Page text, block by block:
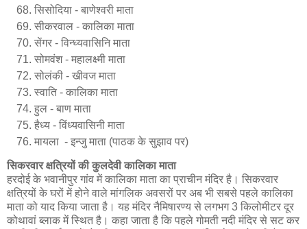
सिसोदिया - बाणेश्वरी माता
सीकरवाल - कालिका माता
सेंगर - विन्ध्यवासिनि माता
सोमवंश - महालक्ष्मी माता
सोलंकी - खीवज माता
स्वाति - कालिका माता
हुल - बाण माता
हैध्य - विंध्यवासिनी माता
मायला - इन्जुमाता (पाठक के सुझाव पर)
सिकरवार क्षत्रियों की कुलदेवी कालिका माता
हरदोई के भवानीपुर गांव में कालिका माता का प्राचीन मंदिर है। सिकरवार
क्षत्रियों के घरों में होने वाले मांगलिक अवसरों पर अब भी सबसे पहले कालिका
माता को याद किया जाता है। यह मंदिर नैमिषारण्य से लगभग 3 किलोमीटर दूर
कोथावां ब्लाक में स्थित है। कहा जाता है कि पहले गोमती नदी मंदिर से सट कर